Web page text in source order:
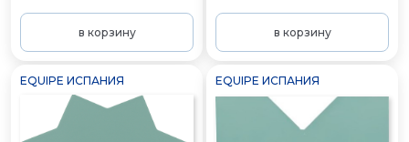
в корзину в корзину
EQUIPE ИСПАНИЯ EQUIPE ИСПАНИЯ